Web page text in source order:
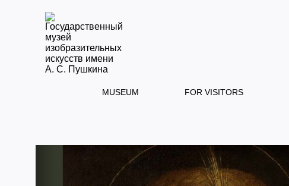
MUSEUM FOR VISITORS